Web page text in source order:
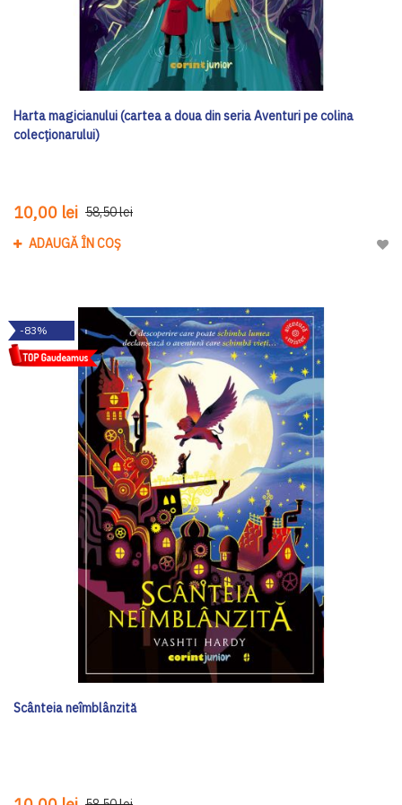
Harta magicianului (cartea a doua din seria Aventuri pe colina
colecționarului)
10,00 lei 58,50 lei
ADAUGĂ ÎN COȘ
-83%
Scânteia neîmblânzită